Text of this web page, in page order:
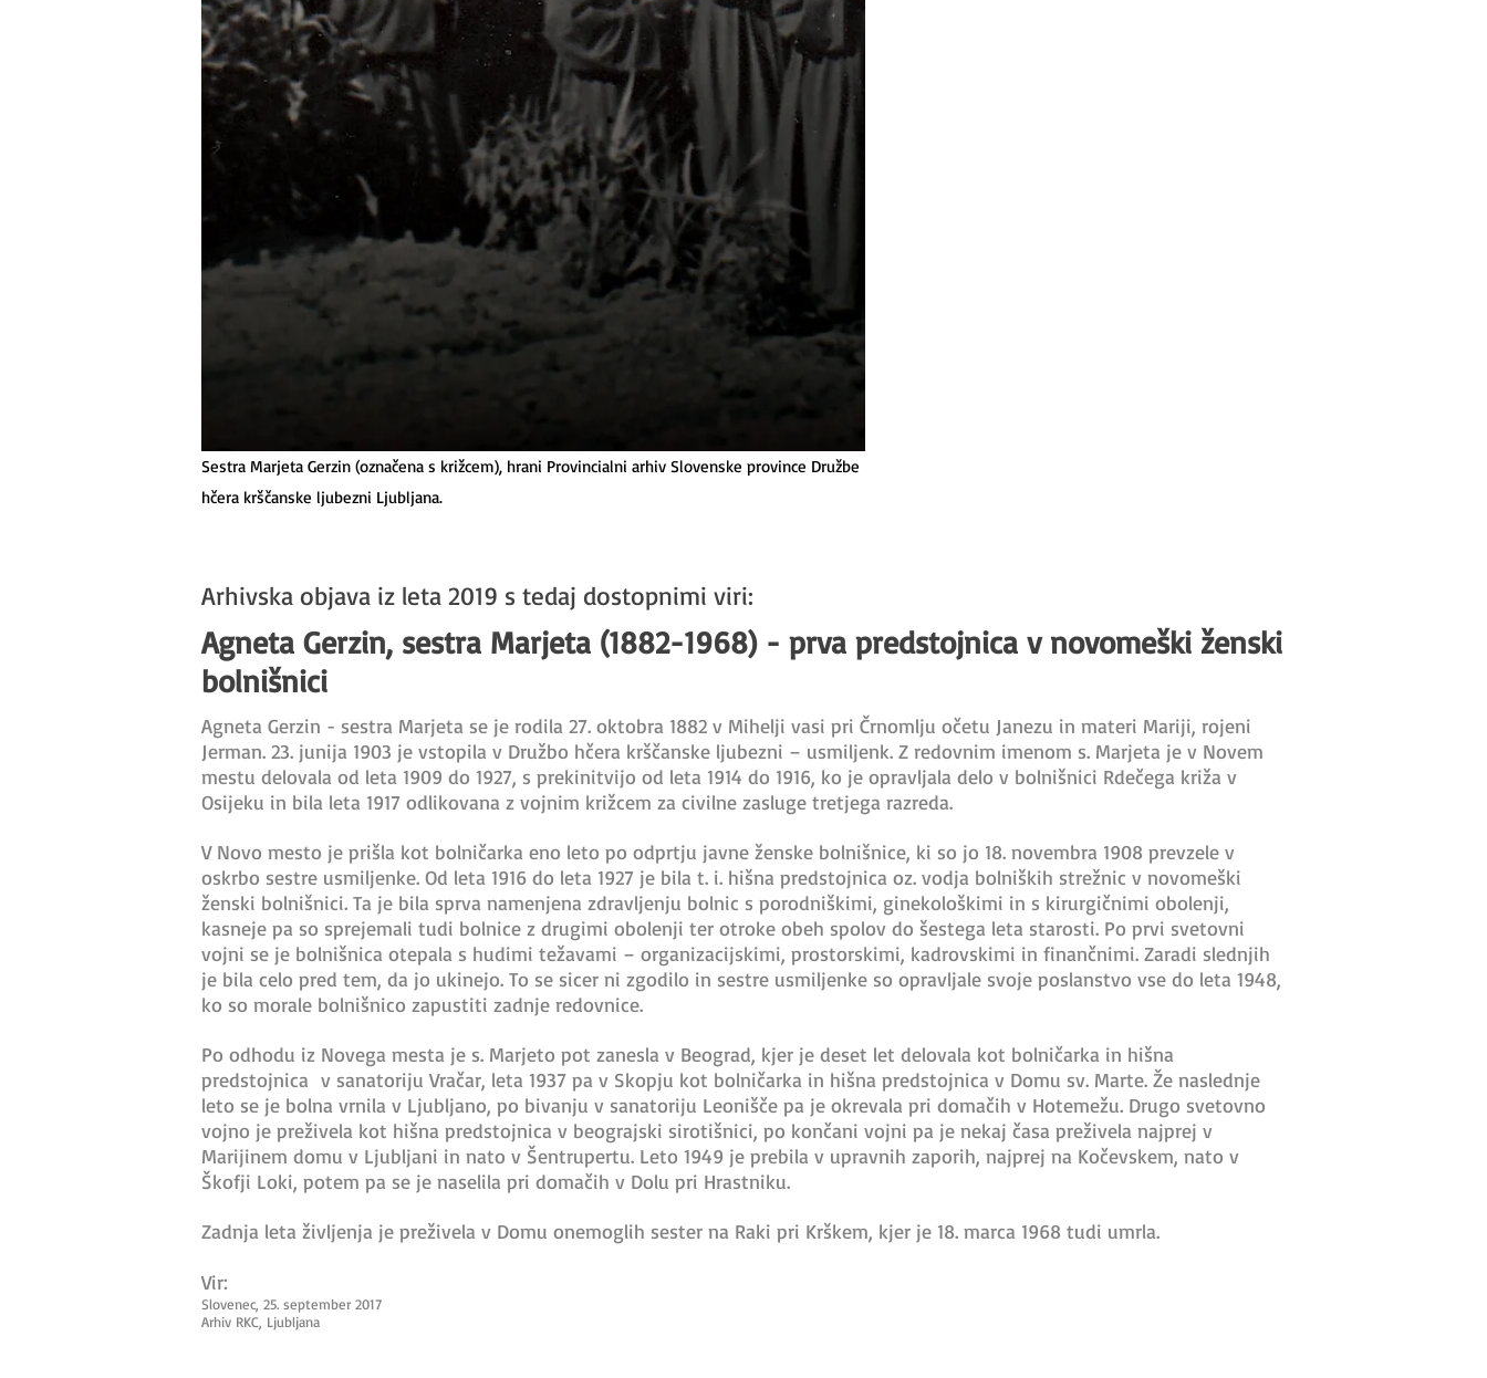
Sestra Marjeta Gerzin (označena s križcem), hrani Provincialni arhiv Slovenske province Družbe
hčera krščanske ljubezni Ljubljana.
Arhivska objava iz leta 2019 s tedaj dostopnimi viri:
Agneta Gerzin, sestra Marjeta (1882-1968) - prva predstojnica v novomeški ženski
bolnišnici
Agneta Gerzin - sestra Marjeta se je rodila 27. oktobra 1882 v Mihelji vasi pri Črnomlju očetu Janezu in materi Mariji, rojeni
Jerman. 23. junija 1903 je vstopila v Družbo hčera krščanske ljubezni – usmiljenk. Z redovnim imenom s. Marjeta je v Novem
mestu delovala od leta 1909 do 1927, s prekinitvijo od leta 1914 do 1916, ko je opravljala delo v bolnišnici Rdečega križa v
Osijeku in bila leta 1917 odlikovana z vojnim križcem za civilne zasluge tretjega razreda.
V Novo mesto je prišla kot bolničarka eno leto po odprtju javne ženske bolnišnice, ki so jo 18. novembra 1908 prevzele v
oskrbo sestre usmiljenke. Od leta 1916 do leta 1927 je bila t. i. hišna predstojnica oz. vodja bolniških strežnic v novomeški
ženski bolnišnici. Ta je bila sprva namenjena zdravljenju bolnic s porodniškimi, ginekološkimi in s kirurgičnimi obolenji,
kasneje pa so sprejemali tudi bolnice z drugimi obolenji ter otroke obeh spolov do šestega leta starosti. Po prvi svetovni
vojni se je bolnišnica otepala s hudimi težavami – organizacijskimi, prostorskimi, kadrovskimi in finančnimi. Zaradi slednjih
je bila celo pred tem, da jo ukinejo. To se sicer ni zgodilo in sestre usmiljenke so opravljale svoje poslanstvo vse do leta 1948,
ko so morale bolnišnico zapustiti zadnje redovnice.
Po odhodu iz Novega mesta je s. Marjeto pot zanesla v Beograd, kjer je deset let delovala kot bolničarka in hišna
predstojnica v sanatoriju Vračar, leta 1937 pa v Skopju kot bolničarka in hišna predstojnica v Domu sv. Marte. Že naslednje
leto se je bolna vrnila v Ljubljano, po bivanju v sanatoriju Leonišče pa je okrevala pri domačih v Hotemežu. Drugo svetovno
vojno je preživela kot hišna predstojnica v beograjski sirotišnici, po končani vojni pa je nekaj časa preživela najprej v
Marijinem domu v Ljubljani in nato v Šentrupertu. Leto 1949 je prebila v upravnih zaporih, najprej na Kočevskem, nato v
Škofji Loki, potem pa se je naselila pri domačih v Dolu pri Hrastniku.
Zadnja leta življenja je preživela v Domu onemoglih sester na Raki pri Krškem, kjer je 18. marca 1968 tudi umrla.
Vir:
Slovenec, 25. september 2017
Arhiv RKC, Ljubljana